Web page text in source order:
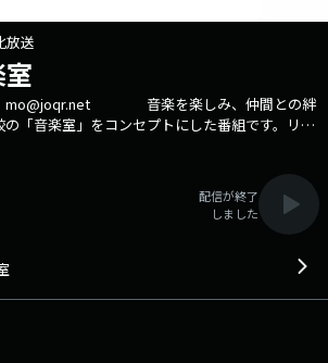
放送
mo@joqr.net 音楽を楽しみ、仲間との絆
「音楽室」をコンセプトにした番組です。リス
「みんなのリクエスト」として募集します。応
を問わずご紹介！放課後に友達とおしゃべりする
ト曲とエピソードを紹介し、音楽の輪を広げま
民音「学校コンサート」と連動した企画を定期的
とともにお届けします。 文化放送公式X（旧
1134joqr」 文化放送公式LINEは
配信が終了
しました